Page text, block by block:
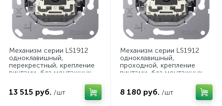
Механизм серии LS1912
одноклавишный,
перекрестный, крепление
винтами, без монтажных
13 515 руб. /шт
Механизм серии LS1912
одноклавишный,
проходной, крепление
винтами, без монтажных
8 180 руб. /шт